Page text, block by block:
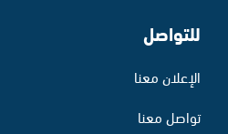
للتواصل
الإعلان معنا
تواصل معنا